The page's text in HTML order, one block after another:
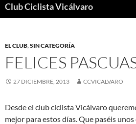
Club Ciclista Vicálvaro
EL CLUB,SIN CATEGORÍA
FELICES
27 DICIEMBRE, 2013 CCVICALVARO
Desde el club ciclista Vicálvaro
mejor para estos días. Que paséis